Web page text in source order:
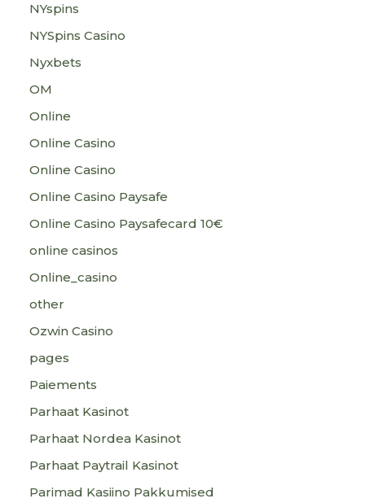
NYspins
NYSpins Casino
Nyxbets
OM
Online
Online Casino
Online Casino
Online Casino Paysafe
Online Casino Paysafecard 10€
online casinos
Online_casino
other
Ozwin Casino
pages
Paiements
Parhaat Kasinot
Parhaat Nordea Kasinot
Parhaat Paytrail Kasinot
Parimad Kasiino Pakkumised